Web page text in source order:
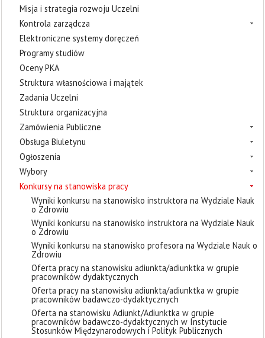
Misja i strategia rozwoju Uczelni
Kontrola zarządcza
Elektroniczne systemy doręczeń
Programy studiów
Oceny PKA
Struktura własnościowa i majątek
Zadania Uczelni
Struktura organizacyjna
Zamówienia Publiczne
Obsługa Biuletynu
Ogłoszenia
Wybory
Konkursy na stanowiska pracy
Wyniki konkursu na stanowisko instruktora na Wydziale Nauk
o Zdrowiu
Wyniki konkursu na stanowisko instruktora na Wydziale Nauk
o Zdrowiu
Wyniki konkursu na stanowisko profesora na Wydziale Nauk o
Zdrowiu
Oferta pracy na stanowisku adiunkta/adiunktka w grupie
pracowników dydaktycznych
Oferta pracy na stanowisku adiunkta/adiunktka w grupie
pracowników badawczo-dydaktycznych
Oferta na stanowisku Adiunkt/Adiunktka w grupie
pracowników badawczo-dydaktycznych w Instytucie
Stosunków Międzynarodowych i Polityk Publicznych